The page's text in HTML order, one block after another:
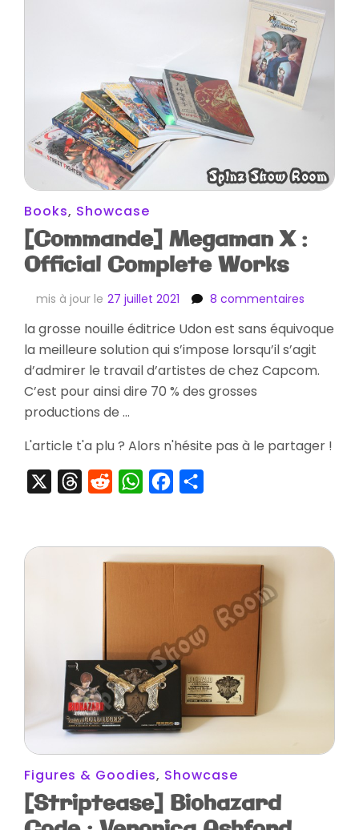
Books, Showcase
[Commande] Megaman X :
Official Complete Works
mis à jour le 27 juillet 2021 8 commentaires
X
:
la grosse nouille éditrice Udon est sans équivoque
la meilleure solution qui s’impose lorsqu’il s’agit
d’admirer le travail d’artistes de chez Capcom.
C’est pour ainsi dire 70 % des grosses
productions de …
L'article t'a plu ? Alors n'hésite pas à le partager !
ThreadsRedditWhatsAppFacebook
Figures & Goodies, Showcase
[Striptease] Biohazard